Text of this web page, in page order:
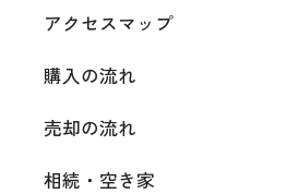
アクセスマップ
購入の流れ
売却の流れ
相続・空き家